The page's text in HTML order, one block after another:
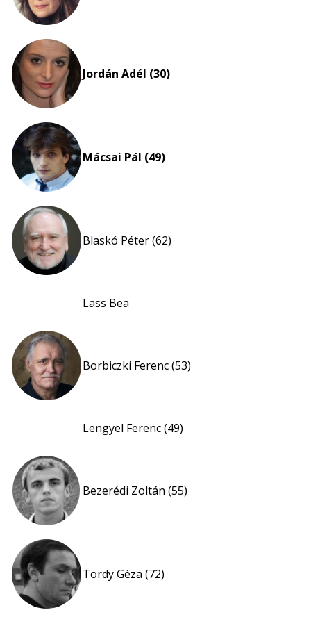
Jordán Adél (30)
Mácsai Pál (49)
Blaskó Péter (62)
Lass Bea
Borbiczki Ferenc (53)
Lengyel Ferenc (49)
Bezerédi Zoltán (55)
Tordy Géza (72)